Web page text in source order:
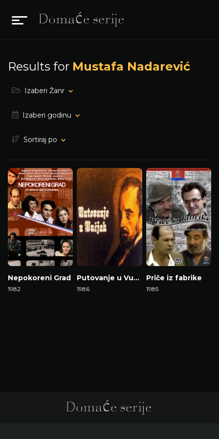
Results for Mustafa Nadarević
Izaberi Žanr
Izaberi godinu
Sortiraj po
Nepokoreni Grad
1982
Putovanje u Vučjak
1986
Priče iz fabrike
1985